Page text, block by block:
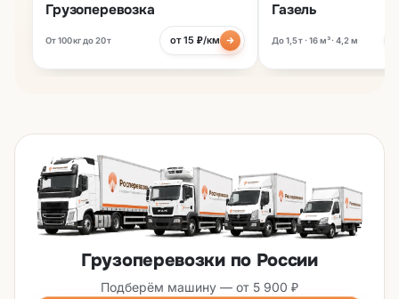
Грузоперевозка
От 100 кг до 20 т от 15 ₽/км
Газель
До 1,5 т · 16 м³ · 4,2 м
Грузоперевозки по России
Подберём машину — от 5 900 ₽